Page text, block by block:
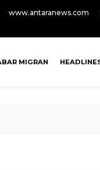
www.antaranews.com
MIGRAN